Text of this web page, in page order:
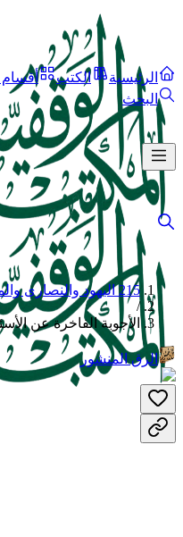
الرئيسية الكتب أقسام
البحث
215 اليهود والنصارى والمستشرقون..
/
الأجوبة الفاخرة عن
الرق المنشور